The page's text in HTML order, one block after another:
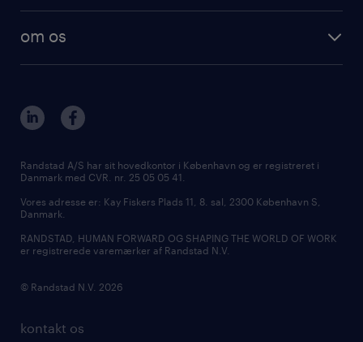
om os
kontakt os
Randstad A/S har sit hovedkontor i København og er registreret i
Danmark med CVR. nr. 25 05 05 41.
Vores adresse er: Kay Fiskers Plads 11, 8. sal, 2300 København S,
Danmark.
RANDSTAD, HUMAN FORWARD OG SHAPING THE WORLD OF WORK
er registrerede varemærker af Randstad N.V.
© Randstad N.V. 2026